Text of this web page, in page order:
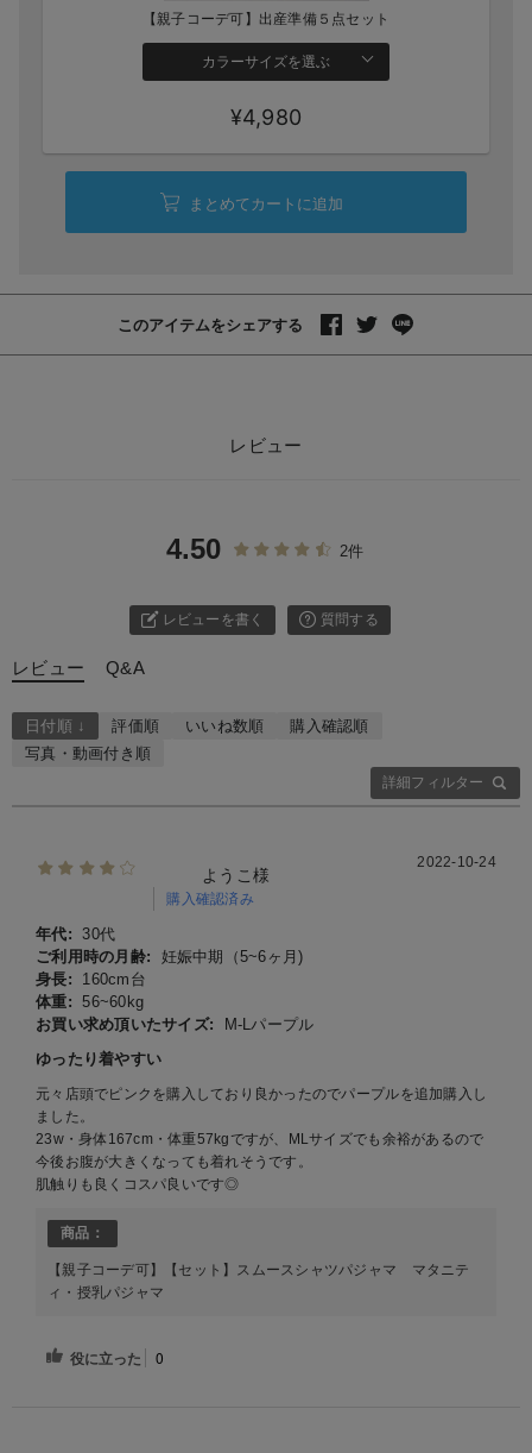
【親子コーデ可】出産準備５点セット
カラーサイズを選ぶ
¥4,980
まとめてカートに追加
このアイテムをシェアする
レビュー
4.50 2件
レビューを書く 質問する
レビュー Q&A
詳細フィルター
日付順 ↓ 評価順 いいね数順
購入確認順
写真・動画付き順
ようこ様
購入確認済み
2022-10-24
年代:
30代
ご利用時の月齢:
妊娠中期（5~6ヶ月)
身長:
160cm台
体重: 56~60kg
お買い求め頂いたサイズ:
M-Lパープル
ゆったり着やすい
元々店頭でピンクを購入しており良かったのでパープルを追加購入し
ました。
23w・身体167cm・体重57kgですが、MLサイズでも余裕があるので
今後お腹が大きくなっても着れそうです。
肌触りも良くコスパ良いです◎
商品：
【親子コーデ可】【セット】スムースシャツパジャマ マタニテ
ィ・授乳パジャマ
役に立った 0